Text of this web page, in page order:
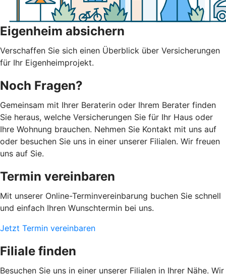
Eigenheim absichern
Verschaffen Sie sich einen Überblick über Versicherungen
für Ihr Eigenheimprojekt.
Noch Fragen?
Gemeinsam mit Ihrer Beraterin oder Ihrem Berater finden
Sie heraus, welche Versicherungen Sie für Ihr Haus oder
Ihre Wohnung brauchen. Nehmen Sie Kontakt mit uns auf
oder besuchen Sie uns in einer unserer Filialen. Wir freuen
uns auf Sie.
Termin vereinbaren
Mit unserer Online-Terminvereinbarung buchen Sie schnell
und einfach Ihren Wunschtermin bei uns.
Jetzt Termin vereinbaren
Filiale finden
Besuchen Sie uns in einer unserer Filialen in Ihrer Nähe. Wir